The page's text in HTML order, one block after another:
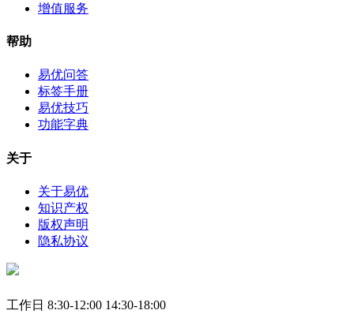
增值服务
帮助
易优问答
标签手册
易优技巧
功能字典
关于
关于易优
知识产权
版权声明
隐私协议
工作日 8:30-12:00 14:30-18:00